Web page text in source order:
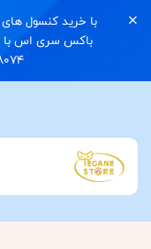
باکس سری اس با